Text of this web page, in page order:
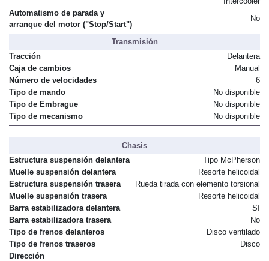
Automatismo de parada y
arranque del motor ("Stop/Start")
No
Transmisión
Tracción
Delantera
Caja de cambios
Manual
Número de velocidades
6
Tipo de mando
No disponible
Tipo de Embrague
No disponible
Tipo de mecanismo
No disponible
Chasis
Estructura suspensión delantera
Tipo McPherson
Muelle suspensión delantera
Resorte helicoidal
Estructura suspensión trasera
Rueda tirada con elemento torsional
Muelle suspensión trasera
Resorte helicoidal
Barra estabilizadora delantera
Sí
Barra estabilizadora trasera
No
Tipo de frenos delanteros
Disco ventilado
Tipo de frenos traseros
Disco
Dirección